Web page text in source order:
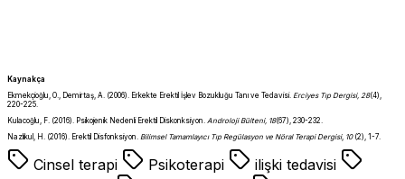
Kaynakça
Ekmekçioğlu, O., Demirtaş, A. (2006). Erkekte Erektil İşlev Bozukluğu Tanı ve Tedavisi. Erciyes Tıp Dergisi, 28(4),
220-225.
Kulacoğlu, F. (2016). Psikojenik Nedenli Erektil Diskonksiyon. Androloji Bülteni, 18(67), 230-232.
Nazlıkul, H. (2016). Erektil Disfonksiyon. Bilimsel Tamamlayıcı Tıp Regülasyon ve Nöral Terapi Dergisi, 10(2), 1-7.
Cinsel terapi Psikoterapi
ilişki tedavisi